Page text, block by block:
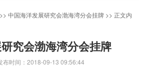
>> 中国海洋发展研究会渤海湾分会挂牌 >> 正文内
究会渤海湾分会挂牌
间：2018-09-13 09:56:44